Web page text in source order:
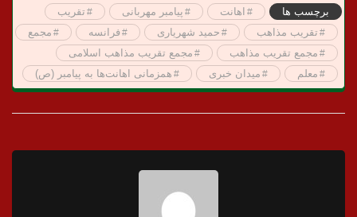
برچسب ها اهانت پیامبر مهربانی
تقریب
تقریب مذاهب
حمید شهریاری فرانسه
مجمع
مجمع تقریب مذاهب
مجمع تقریب مذاهب اسلامی
معلم
میدان خبری همزمانی اهانت‌ها به پیامبر (ص)